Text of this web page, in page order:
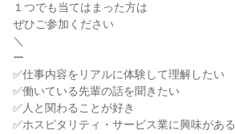
１つでも当てはまった方は
ぜひご参加ください
＼
ー
✅仕事内容をリアルに体験して理解したい
✅働いている先輩の話を聞きたい
✅人と関わることが好き
✅ホスピタリティ・サービス業に興味がある